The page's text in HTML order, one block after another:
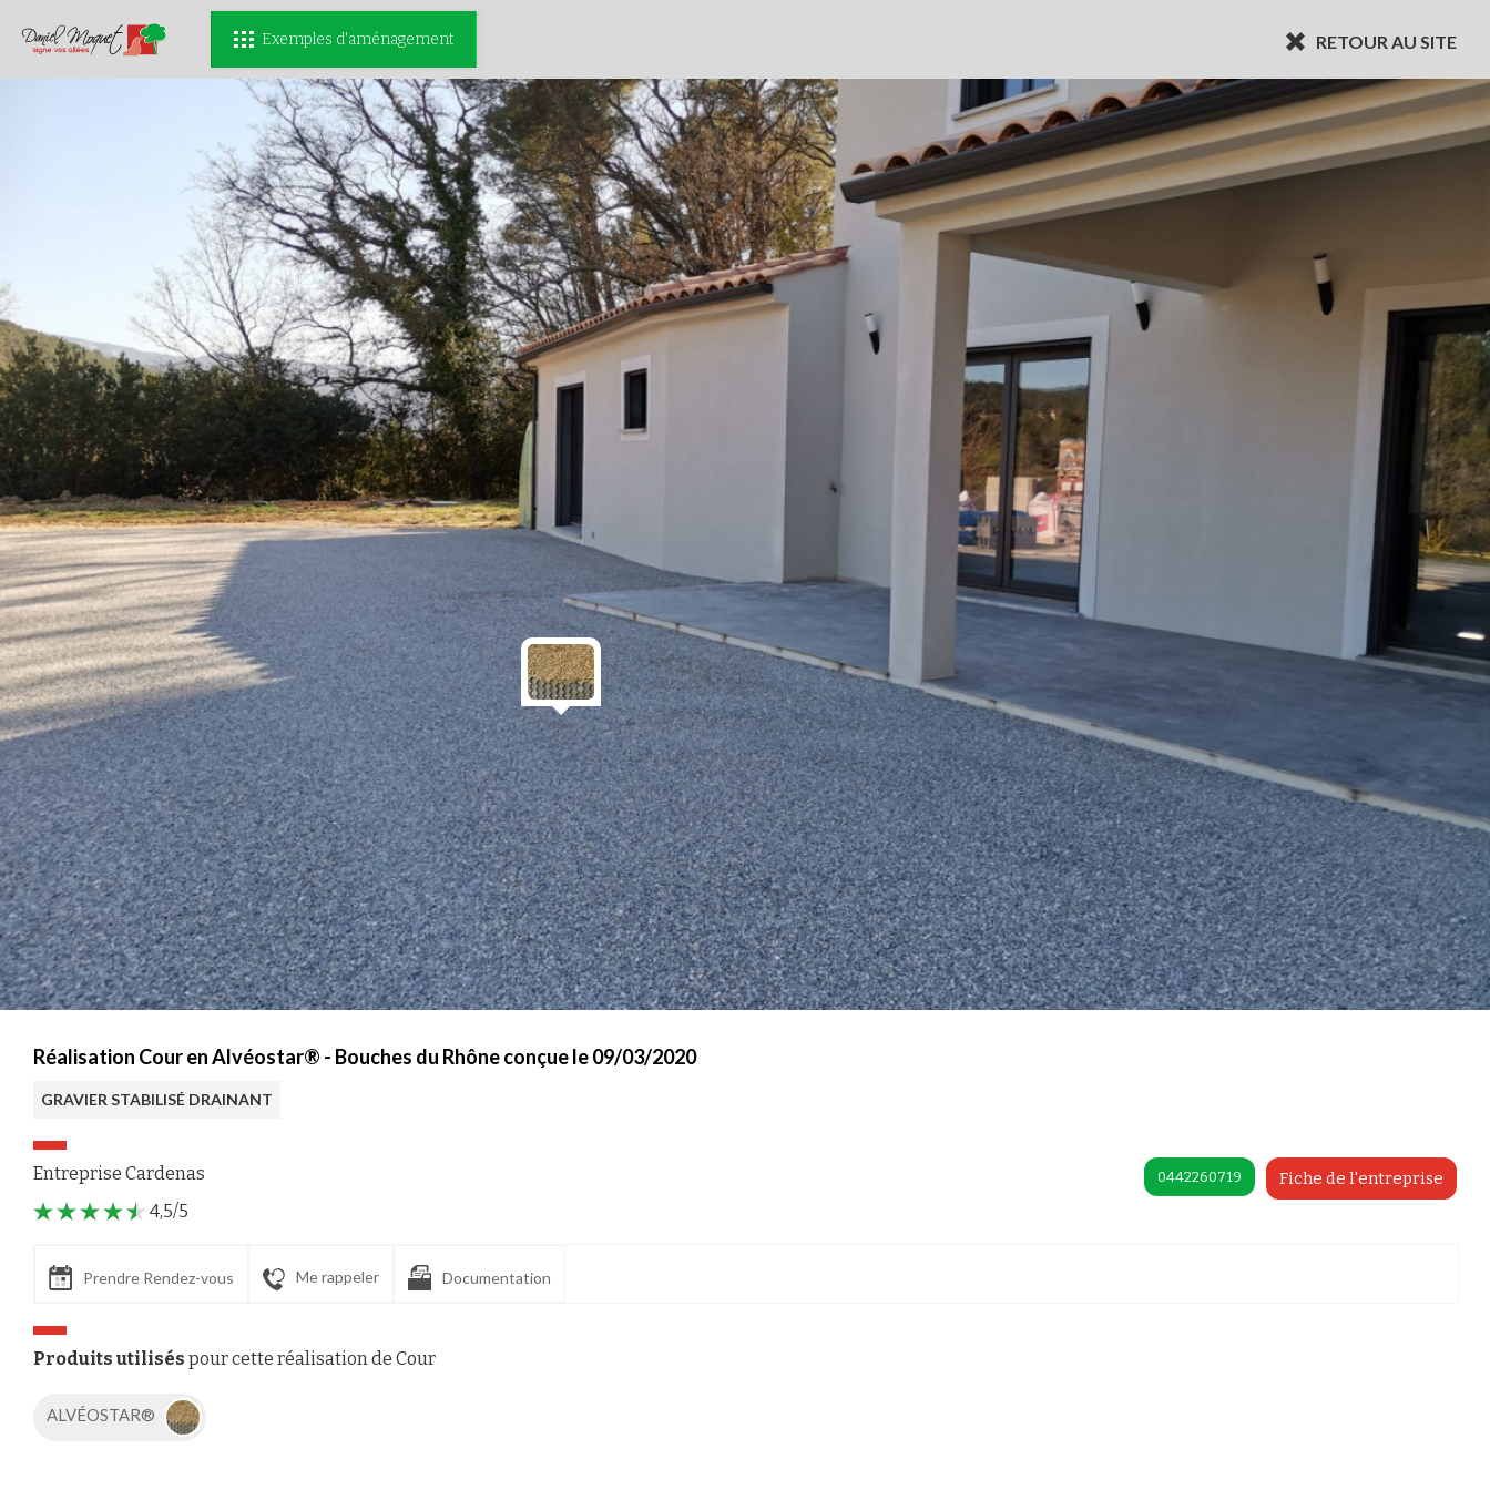
RETOUR AU SITE
Exemples d'aménagement
Réalisation Cour en Alvéostar® - Bouches du Rhône conçue le 09/03/2020
GRAVIER STABILISÉ DRAINANT
Entreprise Cardenas Fiche de l'entreprise
0442260719
4,5/5
Prendre Rendez-vous Me rappeler Documentation
Produits utilisés pour cette réalisation de Cour
ALVÉOSTAR®